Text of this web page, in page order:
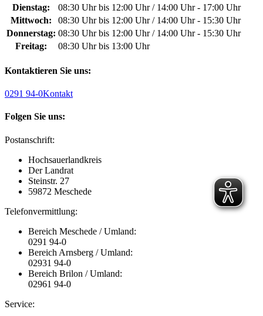
Dienstag:
08:30 Uhr bis 12:00 Uhr / 14:00 Uhr - 17:00 Uhr
Mittwoch:
08:30 Uhr bis 12:00 Uhr / 14:00 Uhr - 15:30 Uhr
Donnerstag: 08:30 Uhr bis 12:00 Uhr / 14:00 Uhr - 15:30 Uhr
Freitag:
08:30 Uhr bis 13:00 Uhr
Kontaktieren Sie uns:
0291 94-0Kontakt
Folgen Sie uns:
Postanschrift:
Hochsauerlandkreis
Der Landrat
Steinstr. 27
59872 Meschede
Telefonvermittlung:
Bereich Meschede / Umland:
0291 94-0
Bereich Arnsberg / Umland:
02931 94-0
Bereich Brilon / Umland:
02961 94-0
Service: